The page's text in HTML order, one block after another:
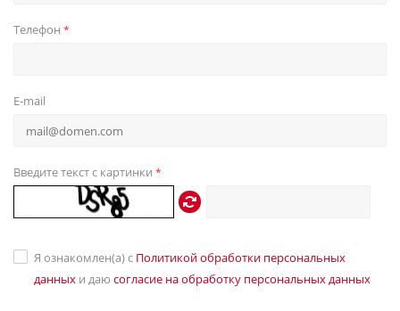
Телефон *
E-mail
Введите текст с картинки *
Я ознакомлен(а) с Политикой обработки персональных
данных и даю согласие на обработку персональных данных